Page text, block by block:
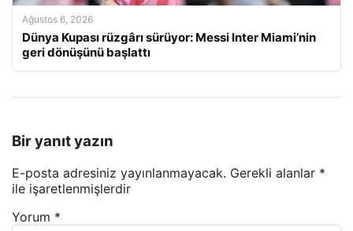
Ağustos 6, 2026
Dünya Kupası rüzgârı sürüyor: Messi Inter Miami’nin
geri dönüşünü başlattı
Bir yanıt yazın
E-posta adresiniz yayınlanmayacak. Gerekli alanlar *
ile işaretlenmişlerdir
Yorum *